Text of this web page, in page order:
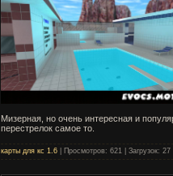
Мизерная, но очень интересная и
перестрелок самое то.
карты для кс 1.6 Просмотров: 621 Загрузок: 27